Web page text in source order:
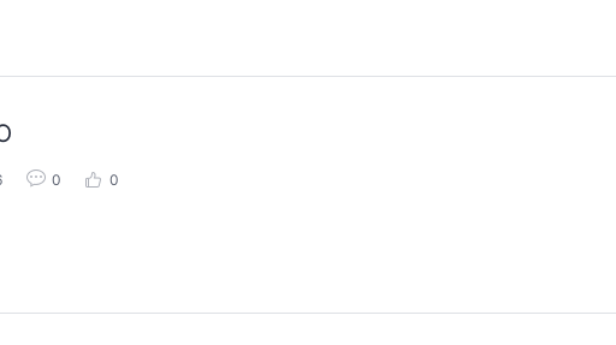
0 0
回顾中
回顾中